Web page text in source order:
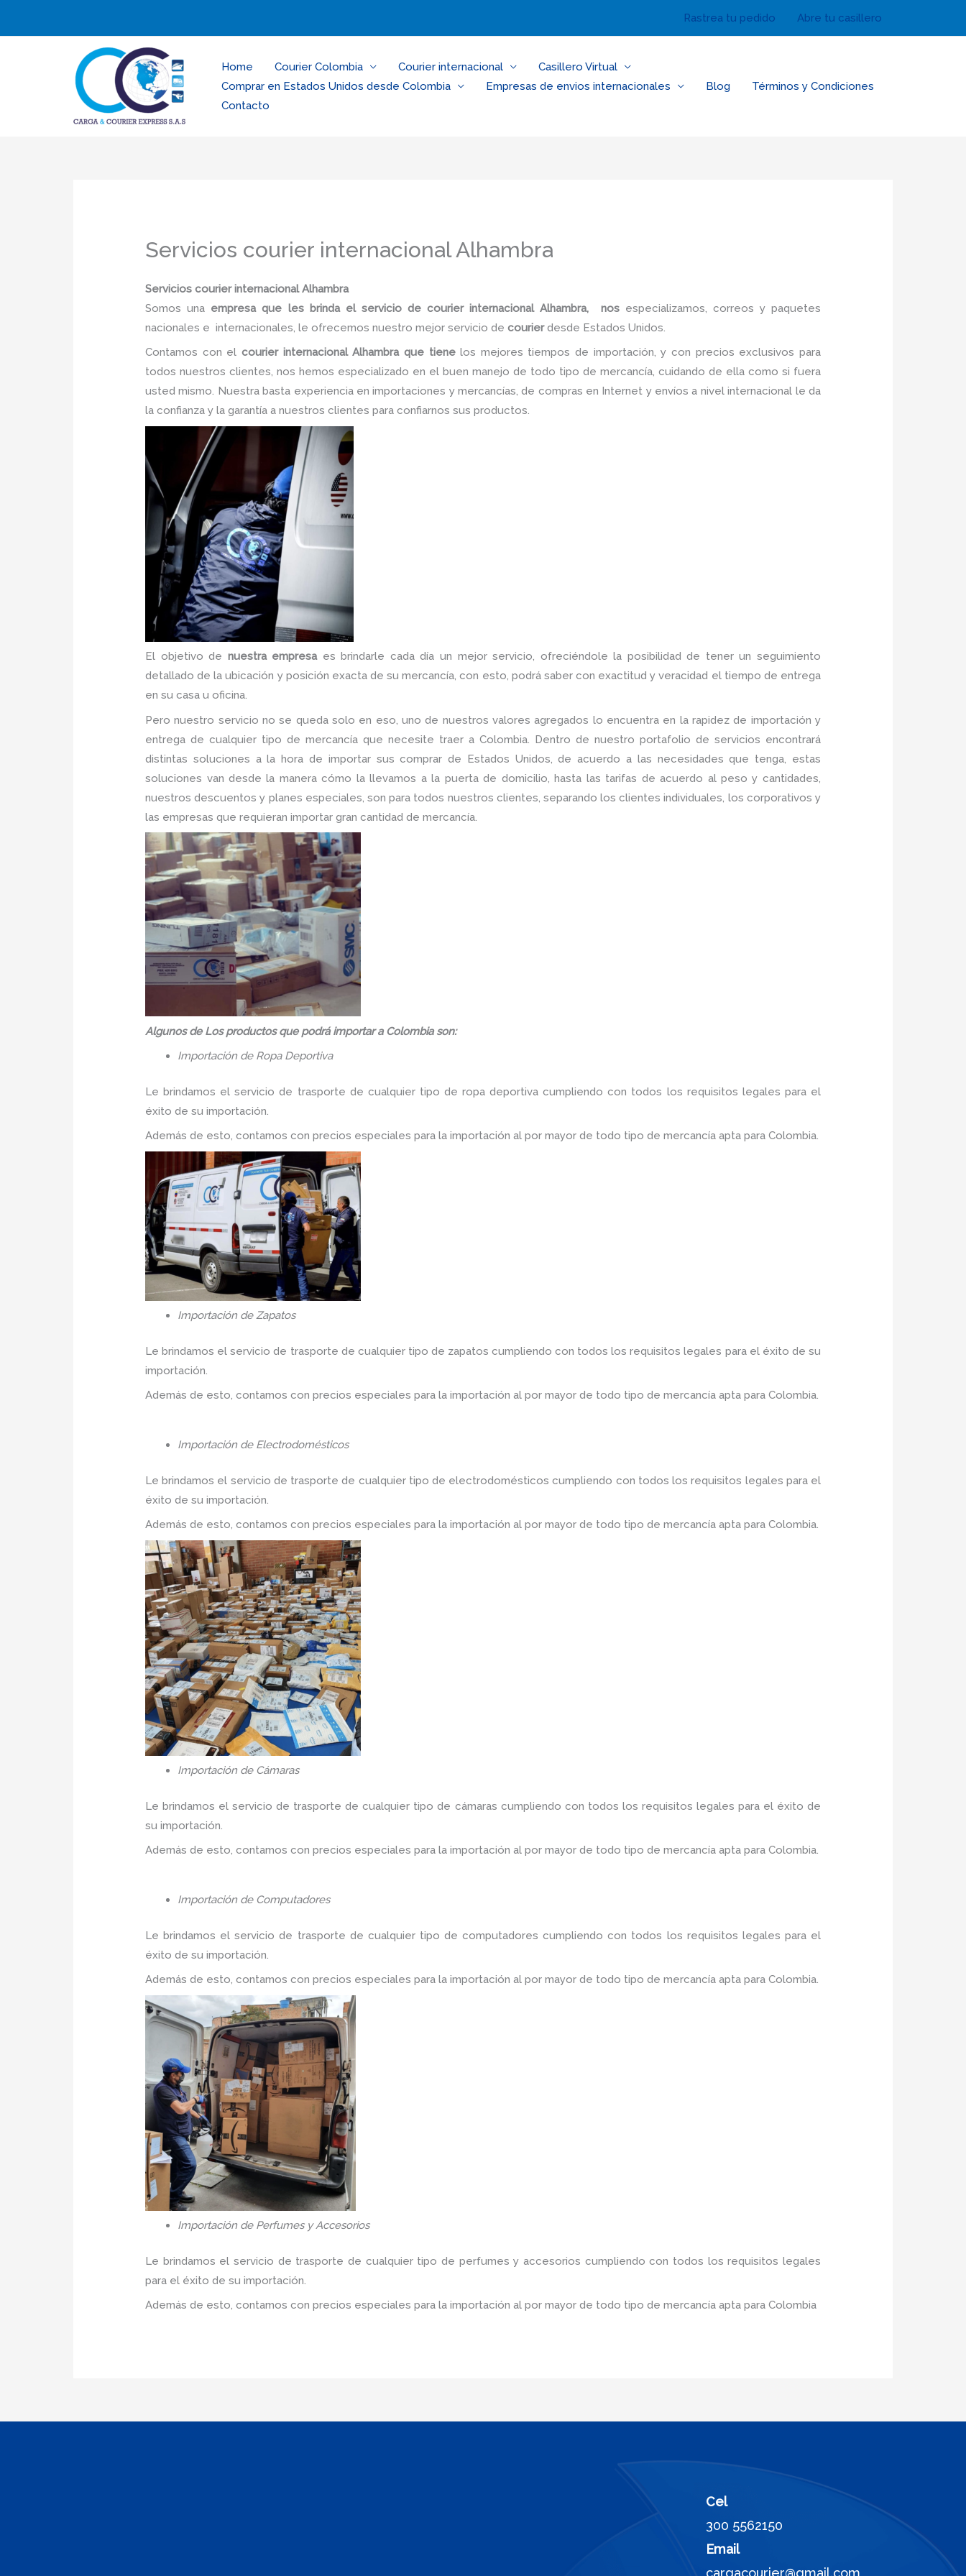
Rastrea tu pedido Abre tu casillero
Home Courier Colombia Courier internacional
Casillero Virtual
Comprar en Estados Unidos desde Colombia
Empresas de envios internacionales Blog
Términos y Condiciones
Contacto
Servicios courier internacional Alhambra
Servicios courier internacional Alhambra
Somos una empresa que les brinda el servicio de courier internacional Alhambra, nos especializamos, correos y paquetes
nacionales e internacionales, le ofrecemos nuestro mejor servicio de courierdesde Estados Unidos.
Contamos con el courier internacional Alhambra que tienelos mejores tiempos de importación, y con precios exclusivos para
todos nuestros clientes, nos hemos especializado en el buen manejo de todo tipo de mercancía, cuidando de ella como si fuera
usted mismo. Nuestra basta experiencia en importaciones y mercancías, de compras en Internet y envíos a nivel internacional le da
la confianza y la garantía a nuestros clientes para confiarnos sus productos.
El objetivo de nuestra empresa es brindarle cada día un mejor servicio, ofreciéndole la posibilidad de tener un seguimiento
detallado de la ubicación y posición exacta de su mercancía, con esto, podrá saber con exactitud y veracidad el tiempo de entrega
en su casa u oficina.
Pero nuestro servicio no se queda solo en eso, uno de nuestros valores agregados lo encuentra en la rapidez de importación y
entrega de cualquier tipo de mercancía que necesite traer a Colombia. Dentro de nuestro portafolio de servicios encontrará
distintas soluciones a la hora de importar sus comprar de Estados Unidos, de acuerdo a las necesidades que tenga, estas
soluciones van desde la manera cómo la llevamos a la puerta de domicilio, hasta las tarifas de acuerdo al peso y cantidades,
nuestros descuentos y planes especiales, son para todos nuestros clientes, separando los clientes individuales, los corporativos y
las empresas que requieran importar gran cantidad de mercancía.
Algunos de Los productos que podrá importar a Colombia son:
Importación de Ropa Deportiva
Le brindamos el servicio de trasporte de cualquier tipo de ropa deportiva cumpliendo con todos los requisitos legales para el
éxito de su importación.
Además de esto, contamos con precios especiales para la importación al por mayor de todo tipo de mercancía apta para Colombia.
Importación de Zapatos
Le brindamos el servicio de trasporte de cualquier tipo de zapatos cumpliendo con todos los requisitos legales para el éxito de su
importación.
Además de esto, contamos con precios especiales para la importación al por mayor de todo tipo de mercancía apta para Colombia.
Importación de Electrodomésticos
Le brindamos el servicio de trasporte de cualquier tipo de electrodomésticos cumpliendo con todos los requisitos legales para el
éxito de su importación.
Además de esto, contamos con precios especiales para la importación al por mayor de todo tipo de mercancía apta para Colombia.
Importación de Cámaras
Le brindamos el servicio de trasporte de cualquier tipo de cámaras cumpliendo con todos los requisitos legales para el éxito de
su importación.
Además de esto, contamos con precios especiales para la importación al por mayor de todo tipo de mercancía apta para Colombia.
Importación de Computadores
Le brindamos el servicio de trasporte de cualquier tipo de computadores cumpliendo con todos los requisitos legales para el
éxito de su importación.
Además de esto, contamos con precios especiales para la importación al por mayor de todo tipo de mercancía apta para Colombia.
Importación de Perfumes y Accesorios
Le brindamos el servicio de trasporte de cualquier tipo de perfumes y accesorios cumpliendo con todos los requisitos legales
para el éxito de su importación.
Además de esto, contamos con precios especiales para la importación al por mayor de todo tipo de mercancía apta para Colombia
Cel
300 5562150
Email
cargacourier@gmail.com